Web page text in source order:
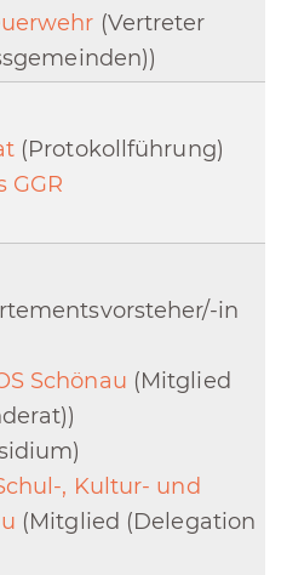
(Vertreter
(Protokollführung)
GGR
in
Schönau (Mitglied
, Kultur- und
(Mitglied (Delegation